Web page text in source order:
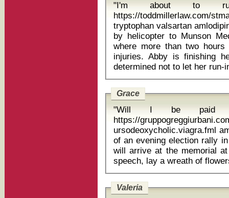
"I'm about to
https://toddmillerlaw.com/
tryptophan valsartan amlodipine
by helicopter to Munson
where more than two
injuries. Abby is finishing
Grace
"Will I be paid
https://
ursodeoxycholic.viagra.fml
of an evening election rally
will arrive at the memorial
Valeria